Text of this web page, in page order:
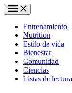
Entrenamiento
Nutrition
Estilo de vida
Bienestar
Comunidad
Ciencias
Listas de lectura